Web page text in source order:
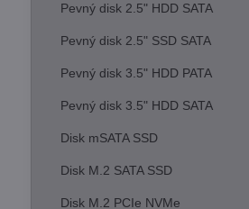
Pevný disk 2.5" HDD SATA
Pevný disk 2.5" SSD SATA
Pevný disk 3.5" HDD PATA
Pevný disk 3.5" HDD SATA
Disk mSATA SSD
Disk M.2 SATA SSD
Disk M.2 PCIe NVMe